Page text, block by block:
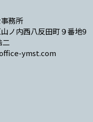
務所
ノ内西八反田町９番地9
二
eciffo